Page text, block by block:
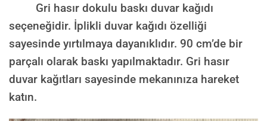
Gri hasır dokulu baskı duvar kağıdı
seçeneğidir. İplikli duvar kağıdı özelliği
sayesinde yırtılmaya dayanıklıdır. 90 cm’de bir
parçalı olarak baskı yapılmaktadır. Gri hasır
duvar kağıtları sayesinde mekanınıza hareket
katın.